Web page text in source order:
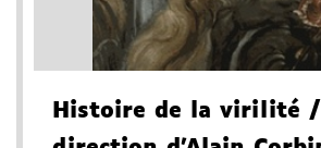
Histoire de la virilité